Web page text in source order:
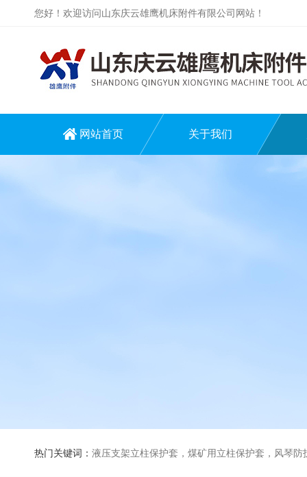
您好！欢迎访问山东庆云雄鹰机床附件有限公司网站！
网站首页 关于我们
热门关键词： 液压支架立柱保护套，煤矿用立柱保护套，风琴